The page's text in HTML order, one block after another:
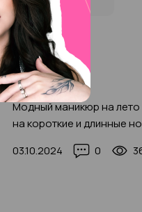
Модный маникюр на
на короткие и длинные
03.10.2024 0